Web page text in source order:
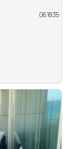
061835